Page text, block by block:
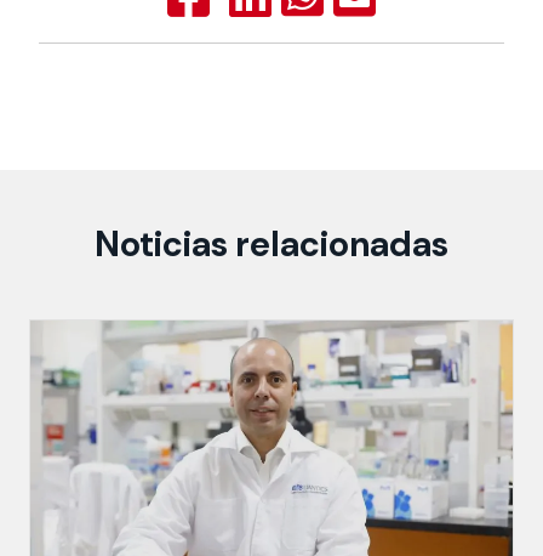
Noticias relacionadas